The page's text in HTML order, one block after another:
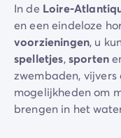
Nieuwe campings
Ontdek onze
Onze stacaravan
Ultimate
Premium
Overige
In de Loire-
en een eindeloze
voorzieningen, u
spelletjes,sporten
zwembaden,
mogelijkheden om
brengen in het